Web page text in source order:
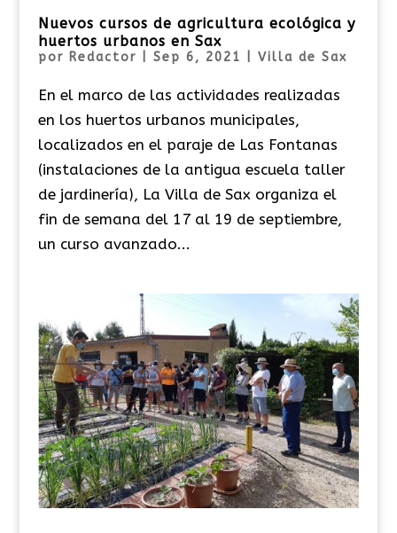
Nuevos cursos de agricultura ecológica y
huertos urbanos en Sax
por Redactor Sep 6, 2021 Villa de Sax
En el marco de las actividades realizadas
en los huertos urbanos municipales,
localizados en el paraje de Las Fontanas
(instalaciones de la antigua escuela taller
de jardinería), La Villa de Sax organiza el
fin de semana del 17 al 19 de septiembre,
un curso avanzado...